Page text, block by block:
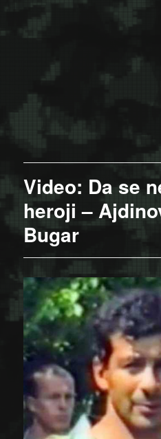
Video: Da se
heroji –
Bugar